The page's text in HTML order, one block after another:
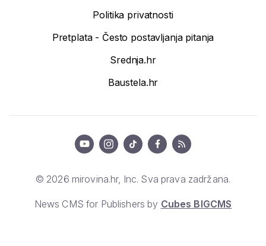
Politika privatnosti
Pretplata - Često postavljanja pitanja
Srednja.hr
Baustela.hr
© 2026 mirovina.hr, Inc. Sva prava zadržana.
News CMS for Publishers by Cubes BIGCMS